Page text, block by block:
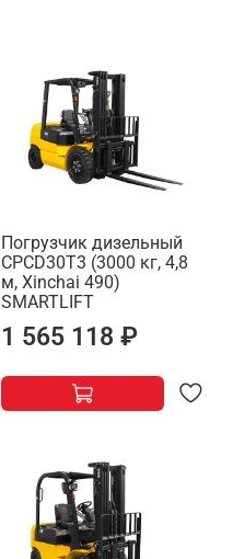
Погрузчик дизельный
CPCD30T3 (3000 кг, 4,8
м, Xinchai 490)
SMARTLIFT
1 565 118 ₽